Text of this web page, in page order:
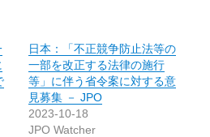
日本：「不正競争防止法等の
一部を改正する法律の施行
等」に伴う省令案に対する意
見募集 － JPO
2023-10-18
JPO Watcher